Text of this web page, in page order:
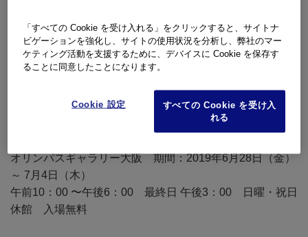
テージ写真展
フォトパスグランプリ2019 1st ステージ写真展
オリンパスギャラリー東京 期間：2019年6月14日（金）
オリンパスギャラリー大阪 期間：2019年6月28日（金）
～ 7月4日（木）
午前10：00 〜午後6：00 最終日 午後3：00 日曜・祝日
休館 入場無料
「すべての Cookie を受け入れる」をクリックすると、サイトナ
ビゲーションを強化し、サイトの使用状況を分析し、弊社のマー
ケティング活動を支援するために、デバイスに Cookie を保存す
ることに同意したことになります。
Cookie 設定
すべての Cookie を受け入
れる